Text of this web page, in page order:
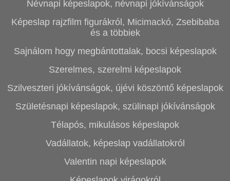
Névnapi képeslapok, névnapi jókívánságok
Képeslap rajzfilm figurákról, Micimackó, Zsebibaba
és a többiek
Sajnálom hogy megbántottalak, bocsi képeslapok
Szerelmes, szerelmi képeslapok
Szilveszteri jókívánságok, újévi köszöntő képeslapok
Születésnapi képeslapok, szülinapi jókívánságok
Télapós, mikulásos képeslapok
Vadállatok, képeslap vadállatokról
Valentin napi képeslapok